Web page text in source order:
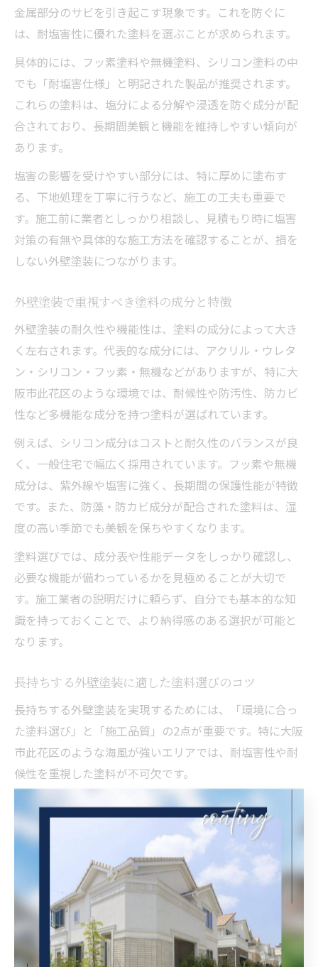
金属部分のサビを引き起こす現象です。これを防ぐに
は、耐塩害性に優れた塗料を選ぶことが求められます。
具体的には、フッ素塗料や無機塗料、シリコン塗料の中
でも「耐塩害仕様」と明記された製品が推奨されます。
これらの塗料は、塩分による分解や浸透を防ぐ成分が配
合されており、長期間美観と機能を維持しやすい傾向が
あります。
塩害の影響を受けやすい部分には、特に厚めに塗布す
る、下地処理を丁寧に行うなど、施工の工夫も重要で
す。施工前に業者としっかり相談し、見積もり時に塩害
対策の有無や具体的な施工方法を確認することが、損を
しない外壁塗装につながります。
外壁塗装で重視すべき塗料の成分と特徴
外壁塗装の耐久性や機能性は、塗料の成分によって大き
く左右されます。代表的な成分には、アクリル・ウレタ
ン・シリコン・フッ素・無機などがありますが、特に大
阪市此花区のような環境では、耐候性や防汚性、防カビ
性など多機能な成分を持つ塗料が選ばれています。
例えば、シリコン成分はコストと耐久性のバランスが良
く、一般住宅で幅広く採用されています。フッ素や無機
成分は、紫外線や塩害に強く、長期間の保護性能が特徴
です。また、防藻・防カビ成分が配合された塗料は、湿
度の高い季節でも美観を保ちやすくなります。
塗料選びでは、成分表や性能データをしっかり確認し、
必要な機能が備わっているかを見極めることが大切で
す。施工業者の説明だけに頼らず、自分でも基本的な知
識を持っておくことで、より納得感のある選択が可能と
なります。
長持ちする外壁塗装に適した塗料選びのコツ
長持ちする外壁塗装を実現するためには、「環境に合っ
た塗料選び」と「施工品質」の2点が重要です。特に大阪
市此花区のような海風が強いエリアでは、耐塩害性や耐
候性を重視した塗料が不可欠です。
具体的な選び方のコツとして、まずは塗料のグレードや
メーカーの実績、過去の施工事例を確認しましょう。次
に、下地処理の内容や塗装回数など、見積もりの内訳を
細かくチェックすることも欠かせません。
また、補助金の有無や保証内容も比較ポイントです。失
敗例としては、価格だけで選んだ結果、数年で再塗装が
必要になったというケースもあります。塗料の性能だけ
でなく、信頼できる業者選びも長持ちの秘訣です。